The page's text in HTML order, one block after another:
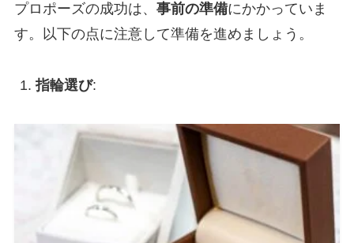
プロポーズの成功は、 事前の準備にかかっていま
す。以下の点に注意して準備を進めましょう。
指輪選び: